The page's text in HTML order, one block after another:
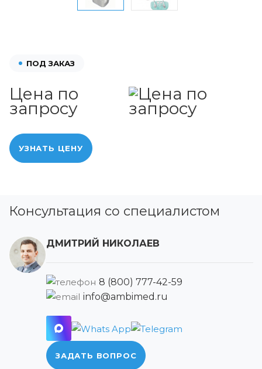
ПОД ЗАКАЗ
Цена по
запросу
УЗНАТЬ ЦЕНУ
Консультация со специалистом
ДМИТРИЙ НИКОЛАЕВ
8 (800) 777-42-59
info@ambimed.ru
ЗАДАТЬ ВОПРОС